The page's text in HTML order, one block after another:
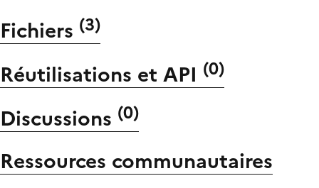
Fichiers (3)
Réutilisations et API (0)
Discussions (0)
Ressources communautaires